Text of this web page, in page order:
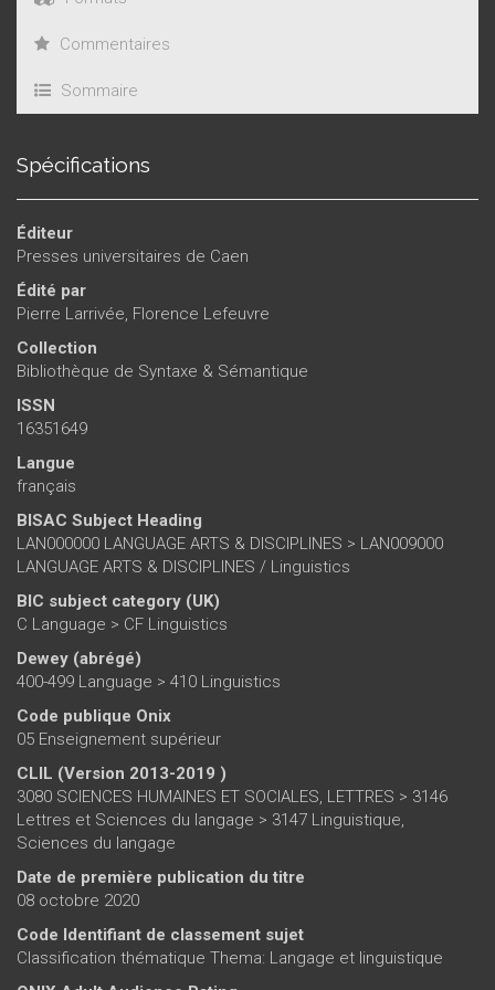
Commentaires
Sommaire
Spécifications
Éditeur
Presses universitaires de Caen
Édité par
Pierre Larrivée, Florence Lefeuvre
Collection
Bibliothèque de Syntaxe & Sémantique
ISSN
16351649
Langue
français
BISAC Subject Heading
LAN000000 LANGUAGE ARTS & DISCIPLINES > LAN009000
LANGUAGE ARTS & DISCIPLINES / Linguistics
BIC subject category (UK)
C Language > CF Linguistics
Dewey (abrégé)
400-499 Language > 410 Linguistics
Code publique Onix
05 Enseignement supérieur
CLIL (Version 2013-2019 )
3080 SCIENCES HUMAINES ET SOCIALES, LETTRES > 3146
Lettres et Sciences du langage > 3147 Linguistique,
Sciences du langage
Date de première publication du titre
08 octobre 2020
Code Identifiant de classement sujet
Classification thématique Thema: Langage et linguistique